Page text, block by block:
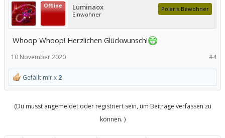
Offline Luminaox
Einwohner
Polaris Bewohner
Whoop Whoop! Herzlichen Glückwunsch!
#4
10 November 2020
Gefällt mir x 2
(Du musst angemeldet oder registriert sein, um Beiträge verfassen zu
können. )